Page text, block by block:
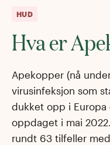
HUD
Hva er
Apekopper (nå
virusinfeksjon som
dukket opp i
oppdaget i mai
rundt 63 tilfeller